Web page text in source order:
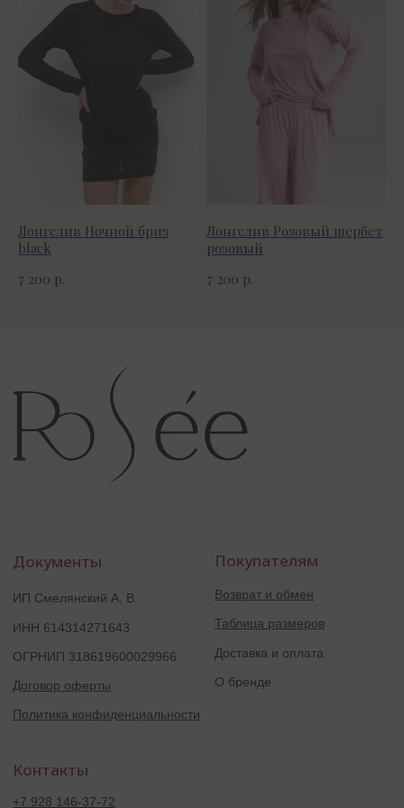
Лонгслив Ночной бриз
black
7 200 р.
Лонгслив Розовый щербет
розовый
7 200 р.
© Rosee Brand, 2025
Разработка сайта Чеснокова Анастасия